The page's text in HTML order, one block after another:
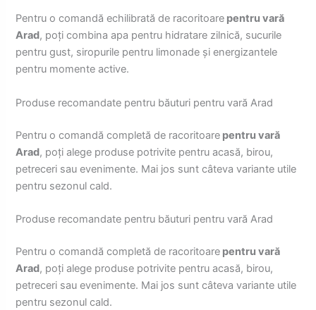
Pentru o comandă echilibrată de racoritoare pentru vară
Arad, poți combina apa pentru hidratare zilnică, sucurile
pentru gust, siropurile pentru limonade și energizantele
pentru momente active.
Produse recomandate pentru băuturi pentru vară Arad
Pentru o comandă completă de racoritoare pentru vară
Arad, poți alege produse potrivite pentru acasă, birou,
petreceri sau evenimente. Mai jos sunt câteva variante utile
pentru sezonul cald.
Produse recomandate pentru băuturi pentru vară Arad
Pentru o comandă completă de racoritoare pentru vară
Arad, poți alege produse potrivite pentru acasă, birou,
petreceri sau evenimente. Mai jos sunt câteva variante utile
pentru sezonul cald.